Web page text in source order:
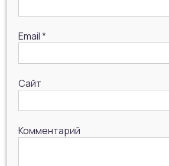
Email*
Сайт
Комментарий